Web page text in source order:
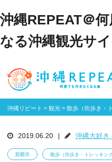
沖縄REPEAT＠
なる沖縄観光サイ
沖縄リピート > 観光 > 散歩（街歩き・
2019.06.20 | 沖縄大好き
那覇市 散歩（街歩き・トレッキング